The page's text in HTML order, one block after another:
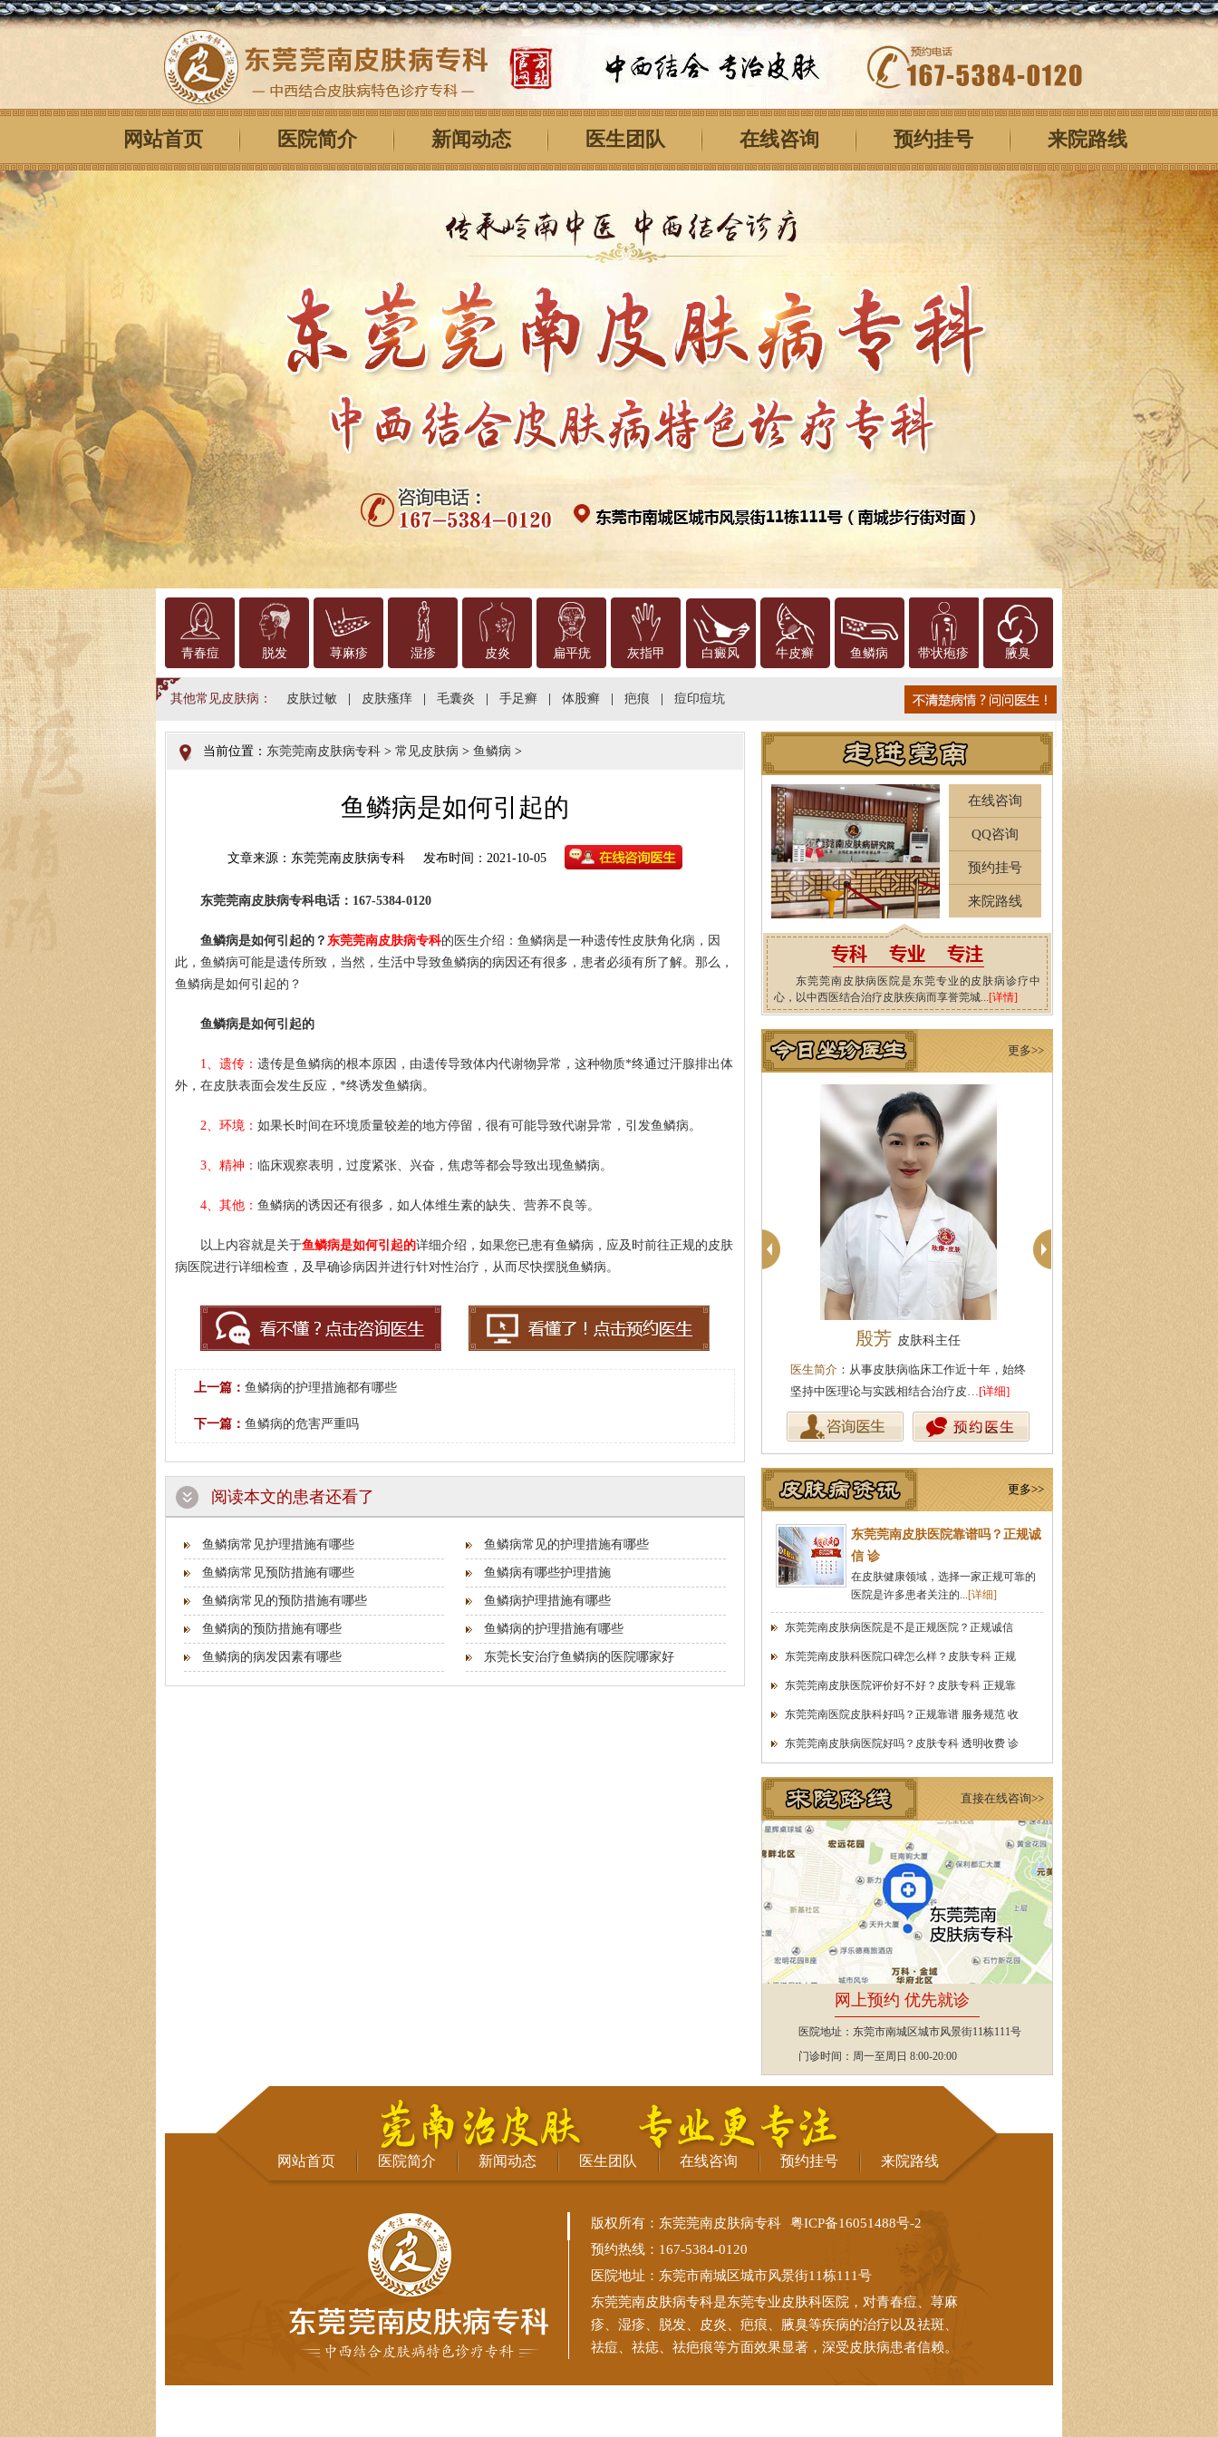
网站首页 医院简介 新闻动态 医生团队 在线咨询 预约挂号 来院路线
青春痘 脱发 荨麻疹 湿疹 皮炎 扁平疣 灰指甲 白癜风 牛皮癣 鱼鳞病 带状疱疹 腋臭
其他常见皮肤病： 皮肤过敏 皮肤瘙痒 毛囊炎 手足癣 体股癣 疤痕 痘印痘坑
当前位置： 东莞莞南皮肤病专科 > 常见皮肤病 > 鱼鳞病 >
鱼鳞病是如何引起的
文章来源：东莞莞南皮肤病专科 发布时间：2021-10-05
东莞莞南皮肤病专科电话：167-5384-0120
鱼鳞病是如何引起的？ 东莞莞南皮肤病专科的医生介绍：鱼鳞病是一种遗传性皮肤角化病，因
此，鱼鳞病可能是遗传所致，当然，生活中导致鱼鳞病的病因还有很多，患者必须有所了解。那么，
鱼鳞病是如何引起的？
鱼鳞病是如何引起的
1、遗传： 遗传是鱼鳞病的根本原因，由遗传导致体内代谢物异常，这种物质*终通过汗腺排出体
外，在皮肤表面会发生反应，*终诱发鱼鳞病。
2、环境： 如果长时间在环境质量较差的地方停留，很有可能导致代谢异常，引发鱼鳞病。
3、精神： 临床观察表明，过度紧张、兴奋，焦虑等都会导致出现鱼鳞病。
4、其他： 鱼鳞病的诱因还有很多，如人体维生素的缺失、营养不良等。
以上内容就是关于鱼鳞病是如何引起的详细介绍，如果您已患有鱼鳞病，应及时前往正规的皮肤
病医院进行详细检查，及早确诊病因并进行针对性治疗，从而尽快摆脱鱼鳞病。
上一篇： 鱼鳞病的护理措施都有哪些
下一篇： 鱼鳞病的危害严重吗
阅读本文的患者还看了
鱼鳞病常见护理措施有哪些 鱼鳞病常见的护理措施有哪些
鱼鳞病常见预防措施有哪些 鱼鳞病有哪些护理措施
鱼鳞病常见的预防措施有哪些 鱼鳞病护理措施有哪些
鱼鳞病的预防措施有哪些 鱼鳞病的护理措施有哪些
鱼鳞病的病发因素有哪些 东莞长安治疗鱼鳞病的医院哪家好
在线咨询
QQ咨询
预约挂号
来院路线
东莞莞南皮肤病医院是东莞专业的皮肤病诊疗中
心，以中西医结合治疗皮肤疾病而享誉莞城...[详情]
更多>>
殷芳 皮肤科主任
医生简介：从事皮肤病临床工作近十年，始终
坚持中医理论与实践相结合治疗皮…
柯仙花 皮肤科主任
医生简介：东莞莞南皮肤病专科皮肤科主任，
从事皮肤病临床诊疗工作多年，在…[详细]
更多>>
东莞莞南皮肤医院靠谱吗？正规诚
信 诊
在皮肤健康领域，选择一家正规可靠的
医院是许多患者关注的...[详细]
东莞莞南皮肤病医院是不是正规医院？正规诚信
东莞莞南皮肤科医院口碑怎么样？皮肤专科 正规
东莞莞南皮肤医院评价好不好？皮肤专科 正规靠
东莞莞南医院皮肤科好吗？正规靠谱 服务规范 收
东莞莞南皮肤病医院好吗？皮肤专科 透明收费 诊
直接在线咨询>>
网上预约 优先就诊
医院地址：东莞市南城区城市风景街11栋111号
门诊时间：周一至周日 8:00-20:00
网站首页 医院简介 新闻动态 医生团队 在线咨询 预约挂号 来院路线
版权所有：东莞莞南皮肤病专科
粤ICP备16051488号-2
预约热线：167-5384-0120
医院地址：东莞市南城区城市风景街11栋111号
东莞莞南皮肤病专科是东莞专业皮肤科医院，对青春痘、荨麻
疹、湿疹、脱发、皮炎、疤痕、腋臭等疾病的治疗以及祛斑、
祛痘、祛痣、祛疤痕等方面效果显著，深受皮肤病患者信赖。